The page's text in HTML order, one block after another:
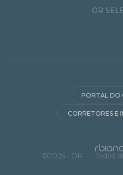
OR
©2025 - OR Todos
PORTAL DO
CORRETORES E